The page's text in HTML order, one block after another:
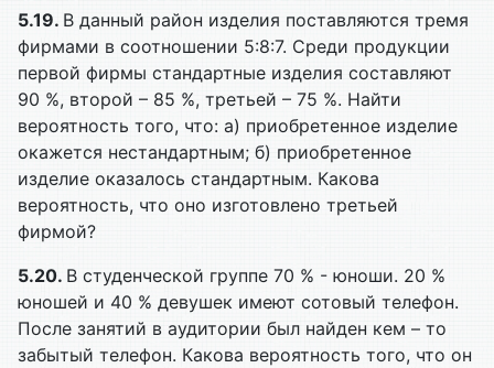
5.19. В данный район изделия поставляются тремя
фирмами в соотношении 5:8:7. Среди продукции
первой фирмы стандартные изделия составляют
90 %, второй – 85 %, третьей – 75 %. Найти
вероятность того, что: а) приобретенное изделие
окажется нестандартным; б) приобретенное
изделие оказалось стандартным. Какова
вероятность, что оно изготовлено третьей
фирмой?
5.20. В студенческой группе 70 % - юноши. 20 %
юношей и 40 % девушек имеют сотовый телефон.
После занятий в аудитории был найден кем – то
забытый телефон. Какова вероятность того, что он